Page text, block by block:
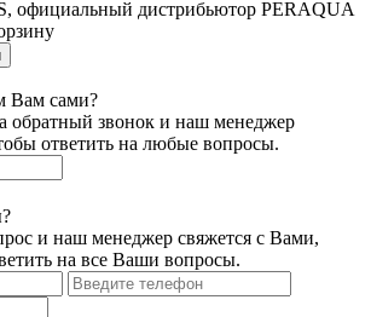
официальный дистрибьютор PERAQUA
Вам сами?
обратный звонок и наш менеджер
ответить на любые вопросы.
и наш менеджер свяжется с Вами,
на все Ваши вопросы.